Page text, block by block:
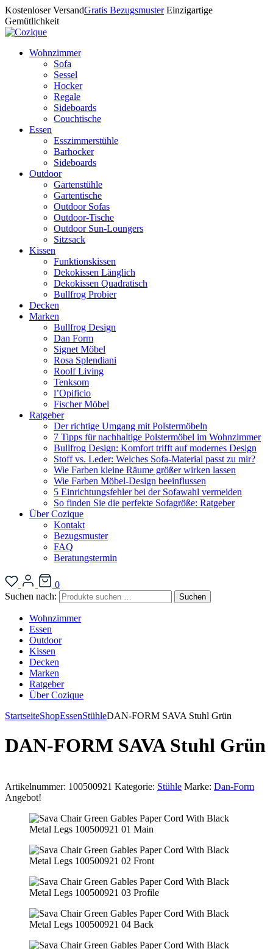
Kostenloser VersandGratis Bezugsmuster Einzigartige
Gemütlichkeit
Wohnzimmer
Sofa
Sessel
Hocker
Regale
Sideboards
Couchtische
Essen
Esszimmerstühle
Barhocker
Sideboards
Outdoor
Gartenstühle
Gartentische
Outdoor Sofas
Outdoor-Tische
Outdoor Sun-Loungers
Sitzsack
Kissen
Funktionskissen
Dekokissen Länglich
Dekokissen Quadratisch
Bullfrog Probier
Decken
Marken
Bullfrog Design
Dan Form
Signet Möbel
Rosa Splendiani
Roolf Living
Tenksom
l’Opificio
Fischer Möbel
Ratgeber
Der richtige Umgang mit Polstermöbeln
7 Tipps für nachhaltige Polstermöbel im Wohnzimmer
Bullfrog Design: Komfort trifft auf modernes Design
Stoff vs. Leder: Welches Sofa-Material passt zu mir?
Wie Farben kleine Räume größer wirken lassen
Wie Farben Möbel-Design beeinflussen
5 Einrichtungsfehler bei der Sofawahl vermeiden
So finden Sie die perfekte Sofagröße: Ratgeber
Über Cozique
Kontakt
Bezugsmuster
FAQ
Beratungstermin
0
Suchen nach:
Suchen
Wohnzimmer
Essen
Outdoor
Kissen
Decken
Marken
Ratgeber
Über Cozique
StartseiteShopEssenStühleDAN-FORM SAVA Stuhl Grün
DAN-FORM SAVA Stuhl Grün
Artikelnummer: 100500921 Kategorie: Stühle Marke: Dan-Form
Angebot!